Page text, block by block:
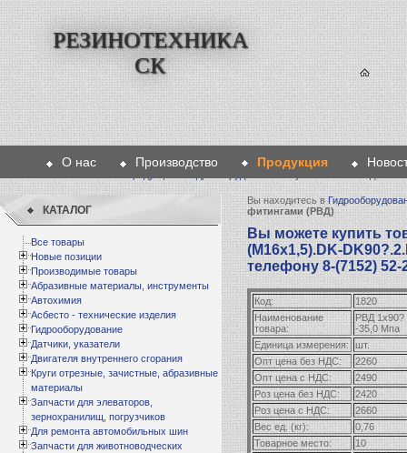
РЕЗИНОТЕХНИКА
СК
О нас Производство Продукция
КАТАЛОГ
Все товары
Новые позиции
Производимые товары
Абразивные материалы, инструменты
Автохимия
Асбесто - технические изделия
Гидрооборудование
Датчики, указатели
Двигателя внутреннего сгорания
Круги отрезные, зачистные, абразивные
материалы
Запчасти для элеваторов,
зернохранилищ, погрузчиков
Для ремонта автомобильных шин
Запчасти для животноводческих
Вы находитесь в
фитингами (РВД)
Вы можете купить
(М16х1,5).DK-
телефону 8-(7152) 52-
Код:
1820
Наименование
товара:
РВД 1х90?
-35,0 Мпа
Единица измерения:
шт.
Опт цена без НДС:
2260
Опт цена с НДС:
2490
Роз цена без НДС:
2420
Роз цена с НДС:
2660
Вес ед. (кг):
0,76
Товарное место:
10